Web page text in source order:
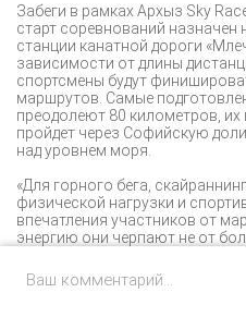
Забеги в рамках Архыз Sky
старт соревнований назначен
станции канатной дороги
зависимости от длины
спортсмены будут
маршрутов. Самые
преодолеют 80 километров,
пройдет через Софийскую
над уровнем моря.
«Для горного бега,
физической нагрузки и
впечатления участников от
энергию они черпают не от
продолжительных,
на один с природой. Поэтому